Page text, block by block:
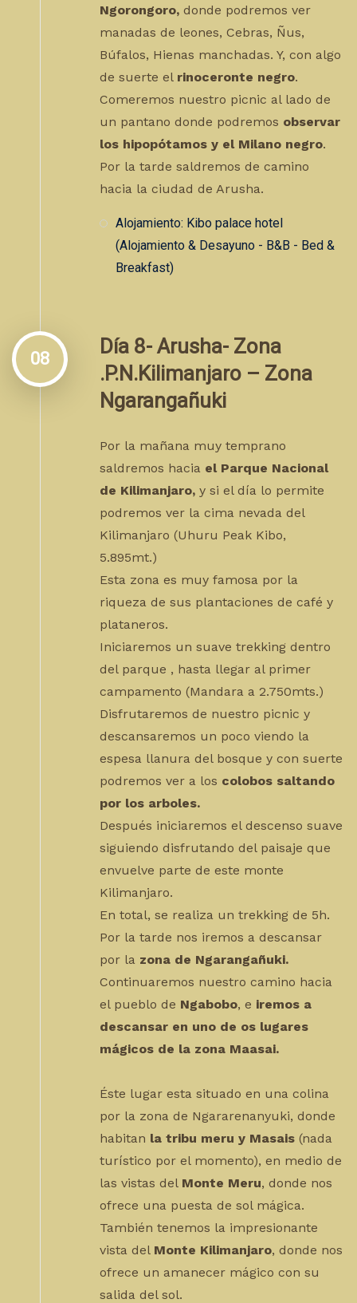
Ngorongoro, donde podremos ver
manadas de leones, Cebras, Ñus,
Búfalos, Hienas manchadas. Y, con algo
de suerte el rinoceronte negro.
Comeremos nuestro picnic al lado de
un pantano donde podremos observar
los hipopótamos y el Milano negro.
Por la tarde saldremos de camino
hacia la ciudad de Arusha.
Alojamiento: Kibo palace hotel
(Alojamiento & Desayuno - B&B - Bed &
Breakfast)
08
Día 8- Arusha- Zona
.P.N.Kilimanjaro – Zona
Ngarangañuki
Por la mañana muy temprano
saldremos hacia el Parque Nacional
de Kilimanjaro, y si el día lo permite
podremos ver la cima nevada del
Kilimanjaro (Uhuru Peak Kibo,
5.895mt.)
Esta zona es muy famosa por la
riqueza de sus plantaciones de café y
plataneros.
Iniciaremos un suave trekking dentro
del parque , hasta llegar al primer
campamento (Mandara a 2.750mts.)
Disfrutaremos de nuestro picnic y
descansaremos un poco viendo la
espesa llanura del bosque y con suerte
podremos ver a los colobos saltando
por los arboles.
Después iniciaremos el descenso suave
siguiendo disfrutando del paisaje que
envuelve parte de este monte
Kilimanjaro.
En total, se realiza un trekking de 5h.
Por la tarde nos iremos a descansar
por la zona de Ngarangañuki.
Continuaremos nuestro camino hacia
el pueblo de Ngabobo, e iremos a
descansar en uno de os lugares
mágicos de la zona Maasai.
Éste lugar esta situado en una colina
por la zona de Ngararenanyuki, donde
habitan la tribu meru y Masais (nada
turístico por el momento), en medio de
las vistas del Monte Meru, donde nos
ofrece una puesta de sol mágica.
También tenemos la impresionante
vista del Monte Kilimanjaro, donde nos
ofrece un amanecer mágico con su
salida del sol.